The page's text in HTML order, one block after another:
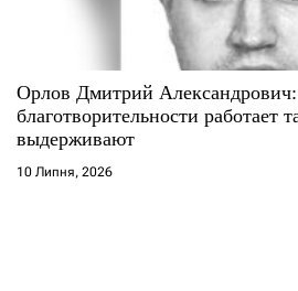
Орлов Дмитрий Александрович:
благотворительности работает
выдерживают
10 Липня, 2026